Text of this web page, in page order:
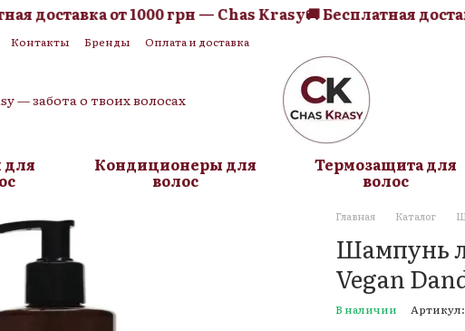
доставка от 1000 грн — Chas Krasy🚚 Бесплатная
Контакты Бренды
Оплата и доставка
— забота о твоих волосах
для Кондиционеры для
волос
Термозащита для
волос
Главная Каталог
Шампунь
Vegan
В наличии